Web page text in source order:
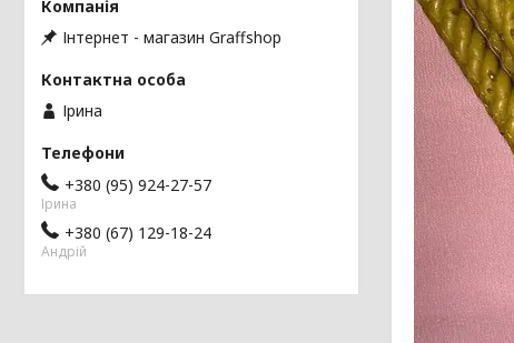
Інтернет - магазин Graffshop
Ірина
+380 (95) 924-27-57
Ірина
+380 (67) 129-18-24
Андрій